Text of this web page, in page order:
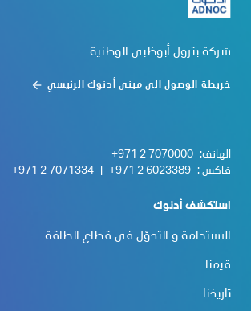
شركة بترول أبوظبي الوطنية
خريطة الوصول الى مبنى أدنوك الرئيسي
الهاتف: +971 2 7070000
فاكس : +971 2 6023389
+971 2 7071334
استكشف أدنوك
الاستدامة و التحوّل في قطاع الطاقة
قيمنا
تاريخنا